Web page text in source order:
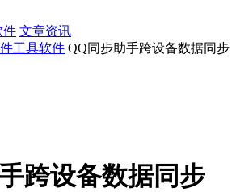
件 文章资讯
工具软件 QQ同步助手跨设备数据同步
跨设备数据同步